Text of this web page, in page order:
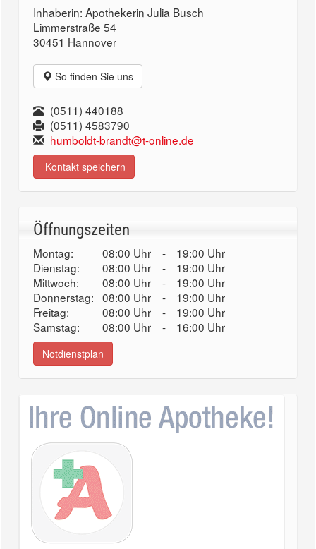
Inhaberin: Apothekerin Julia Busch
Limmerstraße 54
30451 Hannover
So finden Sie uns
(0511) 440188
(0511) 4583790
humboldt-brandt@t-online.de
Kontakt speichern
Öffnungszeiten
Montag: 08:00 Uhr -
19:00 Uhr
Dienstag:
08:00 Uhr -
19:00 Uhr
Mittwoch:
08:00 Uhr -
19:00 Uhr
Donnerstag: 08:00 Uhr -
19:00 Uhr
Freitag:
08:00 Uhr -
19:00 Uhr
Samstag:
08:00 Uhr - 16:00 Uhr
Notdienstplan